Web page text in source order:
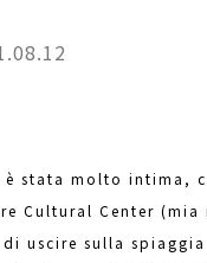
è stata molto
Cultural Center
uscire sulla